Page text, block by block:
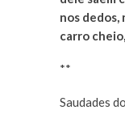
nos dedos,
carro
**
Saudades